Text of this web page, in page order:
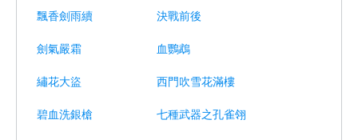
飄香劍雨續 決戰前後
劍氣嚴霜 血鸚鵡
繡花大盜 西門吹雪花滿樓
碧血洗銀槍 七種武器之孔雀翎